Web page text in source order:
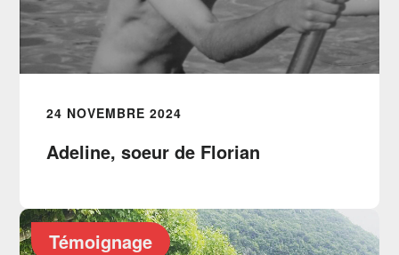
24 NOVEMBRE 2024
Adeline, soeur de Florian
Témoignage